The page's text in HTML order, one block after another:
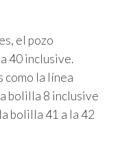
el pozo
40 inclusive.
como la línea
bolilla 8 inclusive
bolilla 41 a la 42